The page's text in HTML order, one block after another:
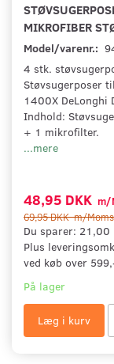
MIKROFIBER
Model/varenr.:
4 stk.
Støvsugerposer
1400X DeLonghi
Indhold:
+ 1 mikrofilter.
...mere
48,95 DKK m/
69,95 DKKm/Moms
Du sparer: 21,00
Plus
ved køb over
På lager
Læg i kurv